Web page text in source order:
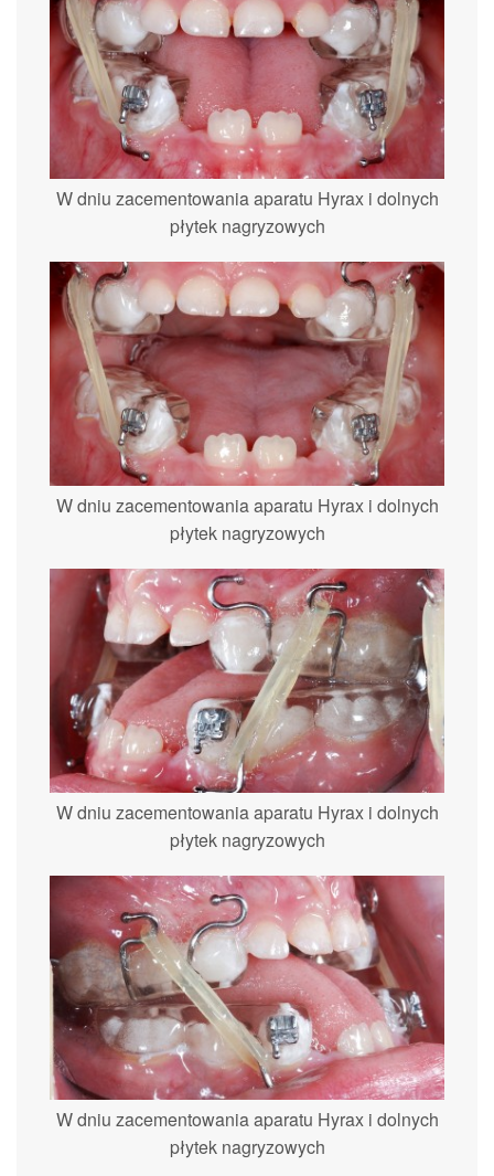
W dniu zacementowania aparatu Hyrax i dolnych
płytek nagryzowych
W dniu zacementowania aparatu Hyrax i dolnych
płytek nagryzowych
W dniu zacementowania aparatu Hyrax i dolnych
płytek nagryzowych
W dniu zacementowania aparatu Hyrax i dolnych
płytek nagryzowych